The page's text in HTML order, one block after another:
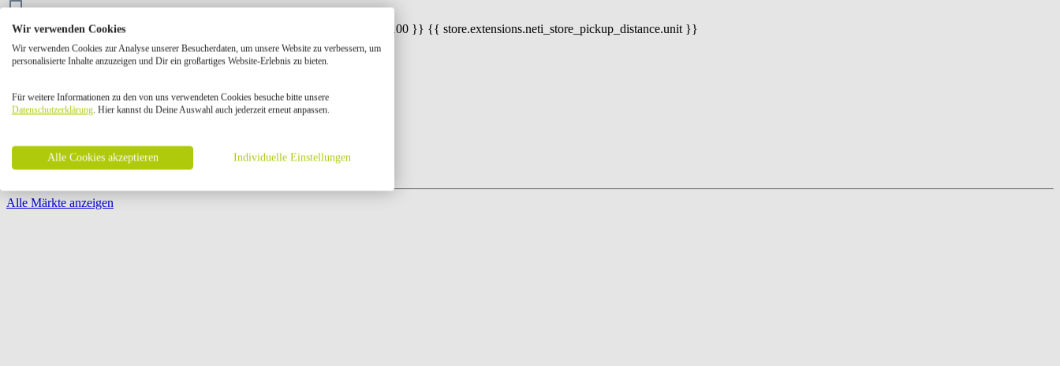
{{ Math.round(store.extensions.neti_store_pickup_distance.distance * 100) / 100 }} {{ store.extensions.neti_store_pickup_distance.unit }}
{{ store.label }}
{{ store.street }} {{ store.streetNumber }}
{{ store.zipCode }} {{ store.city }}
Öffnungszeiten:
Seite {{ pagination.page }} von {{ pagination.pageCount }}
Alle Märkte anzeigen
Wir verwenden Cookies
Wir verwenden Cookies zur Analyse unserer Besucherdaten, um unsere Website zu verbessern, um
personalisierte Inhalte anzuzeigen und Dir ein großartiges Website-Erlebnis zu bieten.
Für weitere Informationen zu den von uns verwendeten Cookies besuche bitte unsere
Datenschutzerklärung. Hier kannst du Deine Auswahl auch jederzeit erneut anpassen.
Alle Cookies akzeptieren Individuelle Einstellungen